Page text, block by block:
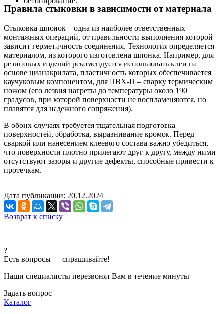
Правила стыковки в зависимости от материала
Стыковка шпонок – одна из наиболее ответственных
монтажных операций, от правильности выполнения которой
зависит герметичность соединения. Технология определяется
материалом, из которого изготовлена шпонка. Например, для
резиновых изделий рекомендуется использовать клеи на
основе цианакрилата, пластичность которых обеспечивается
каучуковым компонентом, для ПВХ-П – сварку термическим
ножом (его лезвия нагреты до температуры около 190
градусов, при которой поверхности не воспламеняются, но
плавятся для надежного сопряжения).
В обоих случаях требуется тщательная подготовка
поверхностей, обработка, выравнивание кромок. Перед
сваркой или нанесением клеевого состава важно убедиться,
что поверхности плотно прилегают друг к другу, между ними
отсутствуют зазоры и другие дефекты, способные привести к
протечкам.
Дата публикации: 20.12.2024
Возврат к списку
?
Есть вопросы — спрашивайте!
Наши специалисты перезвонят Вам в течение минуты
Задать вопрос
Каталог